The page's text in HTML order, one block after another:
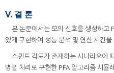
Ⅴ. 결 론
본 논문에서는 모의 신호를 생성하고
있게 구현하여 성능 분석 및 연산 시간을
스퀸트 각도가 존재하는 시나리오에
병렬 처리로 구현한 PFA 알고리즘 시뮬